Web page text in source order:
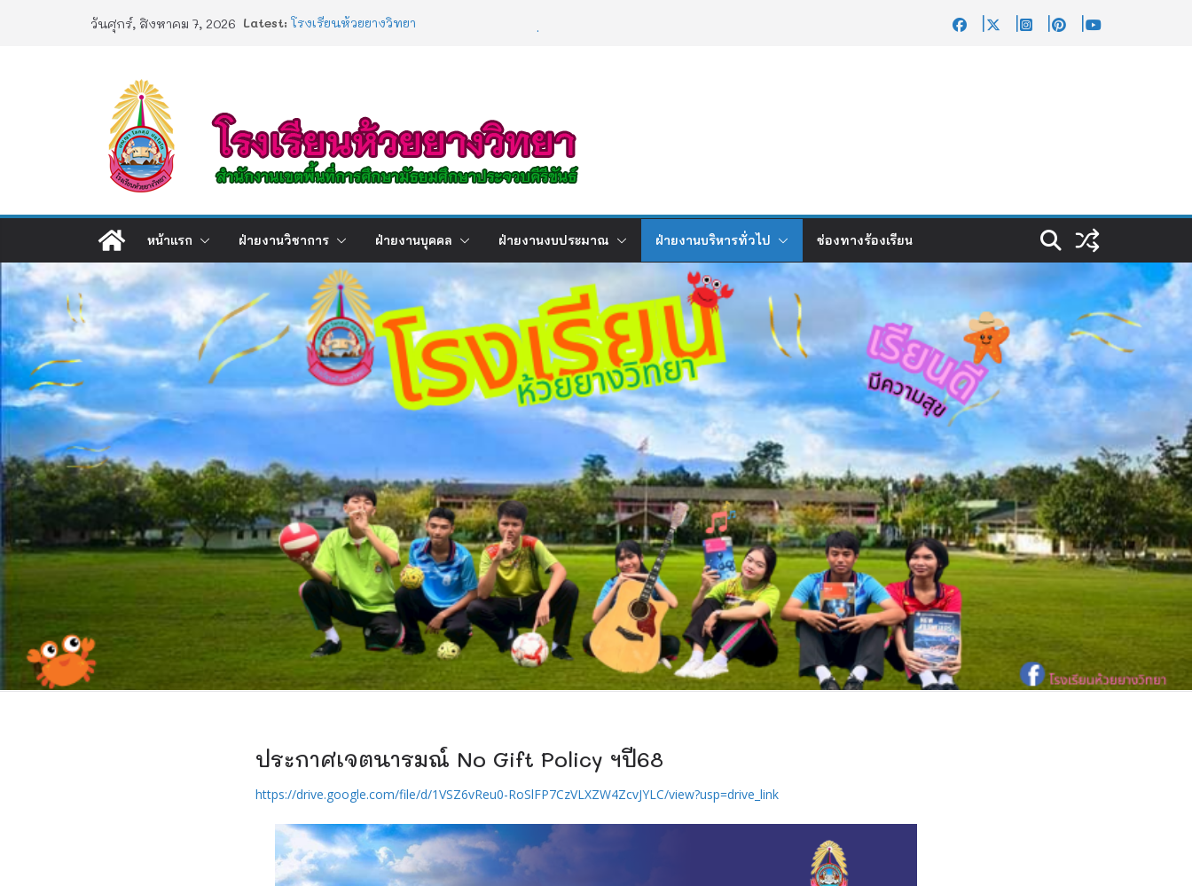
วันศุกร์, สิงหาคม 7, 2026 Latest: โรงเรียนห้วยยางวิทยา
Artificial Intelligence : AI )
หน้าแรก ฝ่ายงานวิชาการ ฝ่ายงานบุคคล ฝ่ายงานงบประมาณ ฝ่ายงานบริหารทั่วไป ช่องทางร้องเรียน
ประกาศเจตนารมณ์ No Gift Policy ฯปี68
https://drive.google.com/file/d/1VSZ6vReu0-RoSlFP7CzVLXZW4ZcvJYLC/view?usp=drive_link